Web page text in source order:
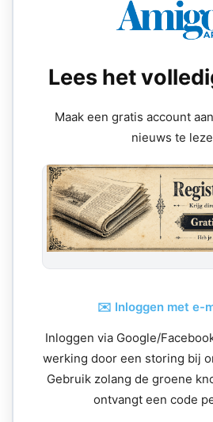
Lees het
Maak een gratis account
nieuws te
✉️ Inloggen met e-
Inloggen via Google/
werking door een storing bij
Gebruik zolang de groene
ontvangt een code